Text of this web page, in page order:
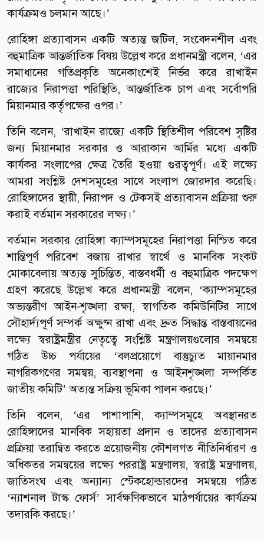
কার্যক্রমও চলমান আছে।’
রোহিঙ্গা প্রত্যাবাসন একটি অত্যন্ত জটিল, সংবেদনশীল এবং
বহুমাত্রিক আন্তর্জাতিক বিষয় উল্লেখ করে প্রধানমন্ত্রী বলেন, ‘এর
সমাধানের গতিপ্রকৃতি অনেকাংশেই নির্ভর করে রাখাইন
রাজ্যের নিরাপত্তা পরিস্থিতি, আন্তর্জাতিক চাপ এবং সর্বোপরি
মিয়ানমার কর্তৃপক্ষের ওপর।’
তিনি বলেন, ‘রাখাইন রাজ্যে একটি স্থিতিশীল পরিবেশ সৃষ্টির
জন্য মিয়ানমার সরকার ও আরাকান আর্মির মধ্যে একটি
কার্যকর সংলাপের ক্ষেত্র তৈরি হওয়া গুরত্বপূর্ণ। এই লক্ষ্যে
আমরা সংশ্লিষ্ট দেশসমূহের সাথে সংলাপ জোরদার করেছি।
রোহিঙ্গাদের স্থায়ী, নিরাপদ ও টেকসই প্রত্যাবাসন প্রক্রিয়া শুরু
করাই বর্তমান সরকারের লক্ষ্য।’
বর্তমান সরকার রোহিঙ্গা ক্যাম্পসমূহের নিরাপত্তা নিশ্চিত করে
শান্তিপূর্ণ পরিবেশ বজায় রাখার স্বার্থে ও মানবিক সংকট
মোকাবেলায় অত্যন্ত সুচিন্তিত, বাস্তবধর্মী ও বহুমাত্রিক পদক্ষেপ
গ্রহণ করেছে উল্লেখ করে প্রধানমন্ত্রী বলেন, ‘ক্যাম্পসমূহের
অভ্যন্তরীণ আইন-শৃঙ্খলা রক্ষা, স্বাগতিক কমিউনিটির সাথে
সৌহার্দ্যপূর্ণ সম্পর্ক অক্ষুণ্ন রাখা এবং দ্রুত সিদ্ধান্ত বাস্তবায়নের
লক্ষ্যে স্বরাষ্ট্রমন্ত্রীর নেতৃত্বে সংশ্লিষ্ট মন্ত্রণালয়গুলোর সমন্বয়ে
গঠিত উচ্চ পর্যায়ের ‘বলপ্রয়োগে বাস্তুচ্যুত মায়ানমার
নাগরিকগণের সমন্বয়, ব্যবস্থাপনা ও আইনশৃঙ্খলা সম্পর্কিত
জাতীয় কমিটি’ অত্যন্ত সক্রিয় ভূমিকা পালন করছে।’
তিনি বলেন, ‘এর পাশাপাশি, ক্যাম্পসমূহে অবস্থানরত
রোহিঙ্গাদের মানবিক সহায়তা প্রদান ও তাদের প্রত্যাবাসন
প্রক্রিয়া তরান্বিত করতে প্রয়োজনীয় কৌশলগত নীতিনির্ধারণ ও
অধিকতর সমন্বয়ের লক্ষ্যে পররাষ্ট্র মন্ত্রণালয়, স্বরাষ্ট্র মন্ত্রণালয়,
জাতিসংঘ এবং অন্যান্য স্টেকহোল্ডারদের সমন্বয়ে গঠিত
‘ন্যাশনাল টাস্ক ফোর্স’ সার্বক্ষণিকভাবে মাঠপর্যায়ের কার্যক্রম
তদারকি করছে।’